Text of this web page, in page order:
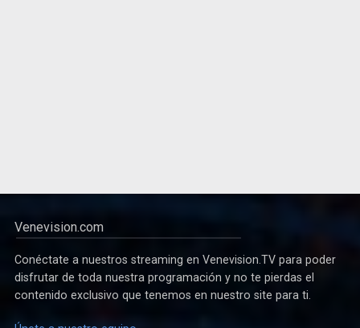
Venevision.com
Conéctate a nuestros streaming en Venevision.TV para poder
disfrutar de toda nuestra programación y no te pierdas el
contenido exclusivo que tenemos en nuestro site para ti.